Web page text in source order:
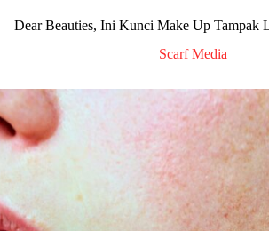
Dear Beauties, Ini Kunci Make Up Tampak
Scarf Media